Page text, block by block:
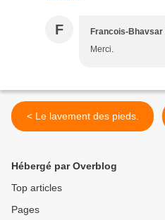
F Francois-Bhavsar
Merci.
< Le lavement des pieds.
Hébergé par Overblog
Top articles
Pages